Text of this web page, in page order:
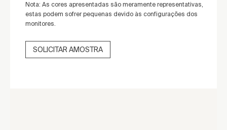
Nota: As cores apresentadas são meramente representativas,
estas podem sofrer pequenas devido às configurações dos
monitores.
SOLICITAR AMOSTRA